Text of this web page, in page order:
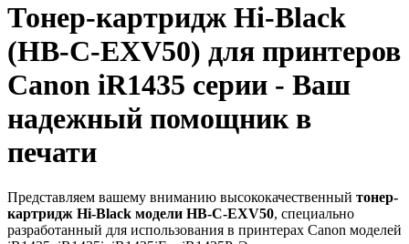
Тонер-картридж Hi-Black
(HB-C-EXV50) для принтеров
Canon iR1435 серии - Ваш
надежный помощник в
печати
Представляем вашему вниманию высококачественный тонер-
картридж Hi-Black модели HB-C-EXV50, специально
разработанный для использования в принтерах Canon моделей